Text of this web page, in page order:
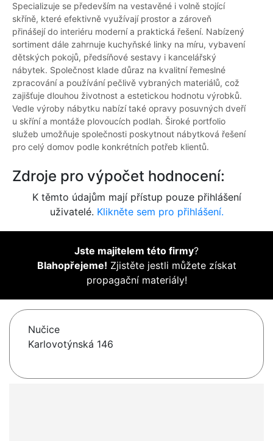
Specializuje se především na vestavěné i volně stojící
skříně, které efektivně využívají prostor a zároveň
přinášejí do interiéru moderní a praktická řešení. Nabízený
sortiment dále zahrnuje kuchyňské linky na míru, vybavení
dětských pokojů, předsíňové sestavy i kancelářský
nábytek. Společnost klade důraz na kvalitní řemeslné
zpracování a používání pečlivě vybraných materiálů, což
zajišťuje dlouhou životnost a estetickou hodnotu výrobků.
Vedle výroby nábytku nabízí také opravy posuvných dveří
u skříní a montáže plovoucích podlah. Široké portfolio
služeb umožňuje společnosti poskytnout nábytková řešení
pro celý domov podle konkrétních potřeb klientů.
Zdroje pro výpočet hodnocení:
K těmto údajům mají přístup pouze přihlášení
uživatelé. Klikněte sem pro přihlášení.
Jste majitelem této firmy?
Blahopřejeme! Zjistěte jestli můžete získat
propagační materiály!
Nučice
Karlovotýnská 146